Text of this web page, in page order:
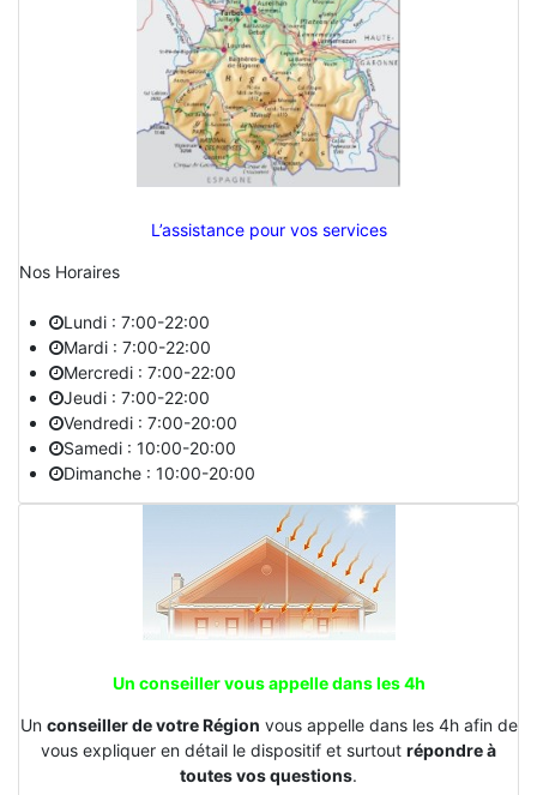
L’assistance pour vos services
Nos Horaires
Lundi : 7:00-22:00
Mardi : 7:00-22:00
Mercredi : 7:00-22:00
Jeudi : 7:00-22:00
Vendredi : 7:00-20:00
Samedi : 10:00-20:00
Dimanche : 10:00-20:00
Un conseiller vous appelle dans les 4h
Un conseiller de votre Région vous appelle dans les 4h afin de
vous expliquer en détail le dispositif et surtout répondre à
toutes vos questions.